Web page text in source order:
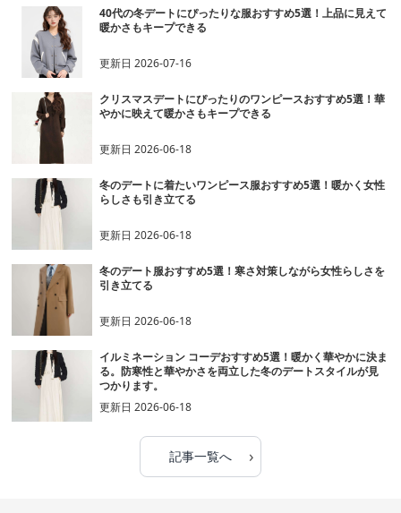
40代の冬デートにぴったりな服おすすめ5選！上品に見えて
暖かさもキープできる
更新日2026-07-16
クリスマスデートにぴったりのワンピースおすすめ5選！華
やかに映えて暖かさもキープできる
更新日2026-06-18
冬のデートに着たいワンピース服おすすめ5選！暖かく女性
らしさも引き立てる
更新日2026-06-18
冬のデート服おすすめ5選！寒さ対策しながら女性らしさを
引き立てる
更新日2026-06-18
イルミネーション コーデおすすめ5選！暖かく華やかに決ま
る。防寒性と華やかさを両立した冬のデートスタイルが見
つかります。
更新日2026-06-18
記事一覧へ ›